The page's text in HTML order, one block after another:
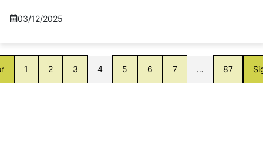
03/12/2025
1 2 3 4 5 6 7 … 87